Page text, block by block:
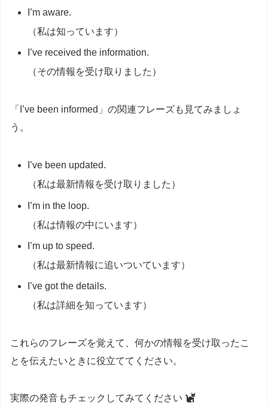
I’m aware.
（私は知っています）
I’ve received the information.
（その情報を受け取りました）
「I’ve been informed」の関連フレーズも見てみましょ
う。
I’ve been updated.
（私は最新情報を受け取りました）
I’m in the loop.
（私は情報の中にいます）
I’m up to speed.
（私は最新情報に追いついています）
I’ve got the details.
（私は詳細を知っています）
これらのフレーズを覚えて、何かの情報を受け取ったこ
とを伝えたいときに役立ててください。
実際の発音もチェックしてみてください